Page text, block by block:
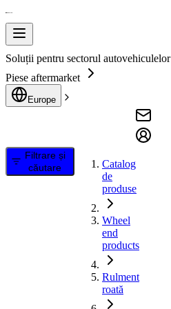
Soluții pentru sectorul autovehiculelor
Piese aftermarket
Europe
Filtrare și
căutare
Catalog
de
produse
Wheel
end
products
Rulment
roată